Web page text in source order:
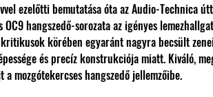
ezelőtti bemutatása óta az Audio-Technica
OC9 hangszedő-sorozata az igényes
körében egyaránt nagyra becsült
és precíz konstrukciója miatt. Kiváló,
a mozgótekercses hangszedő jellemzőibe.